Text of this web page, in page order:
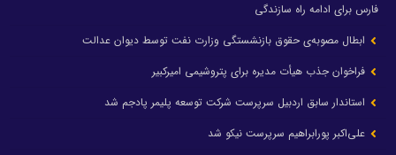
فارس برای ادامه راه سازندگی
ابطال مصوبه‌ی حقوق بازنشستگی وزارت نفت توسط دیوان عدالت
فراخوان جذب هیأت مدیره برای پتروشیمی امیرکبیر
استاندار سابق اردبیل سرپرست شرکت توسعه پلیمر پادجم شد
علی‌اکبر پورابراهیم سرپرست نیکو شد